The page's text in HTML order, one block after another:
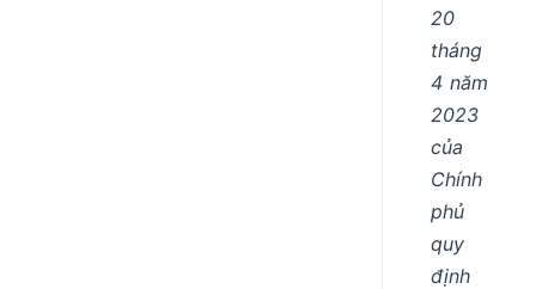
20
tháng
4 năm
2023
của
Chính
phủ
quy
định